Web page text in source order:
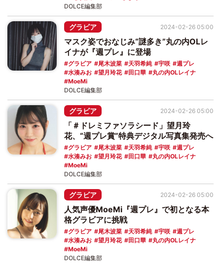
DOLCE編集部
グラビア
マスク姿でおなじみ“謎多き”丸の内OLレ
イナが『週プレ』に登場
グラビア 尾木波菜 天羽希純 宇咲
週プレ
水湊みお
望月玲花 田口華
丸の内OLレイナ
MoeMi
2024-02-26 05:00
DOLCE編集部
グラビア
「＃ドレミファソラシード」望月玲
花、“週プレ賞”特典デジタル写真集発売へ
グラビア 尾木波菜 天羽希純 宇咲
週プレ
水湊みお
望月玲花 田口華
丸の内OLレイナ
MoeMi
2024-02-26 05:00
DOLCE編集部
グラビア
人気声優MoeMi『週プレ』で初となる本
格グラビアに挑戦
グラビア 尾木波菜 天羽希純 宇咲
週プレ
水湊みお
望月玲花 田口華
丸の内OLレイナ
MoeMi
2024-02-26 05:00
DOLCE編集部